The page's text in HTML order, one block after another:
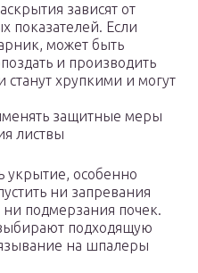
зависят от
показателей. Если
может быть
и производить
хрупкими и могут
защитные меры
листвы
укрытие, особенно
ни запревания
подмерзания почек.
подходящую
на шпалеры